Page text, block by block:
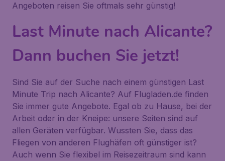
Angeboten reisen Sie oftmals sehr günstig!
Last Minute nach Alicante?
Dann buchen Sie jetzt!
Sind Sie auf der Suche nach einem günstigen Last
Minute Trip nach Alicante? Auf Flugladen.de finden
Sie immer gute Angebote. Egal ob zu Hause, bei der
Arbeit oder in der Kneipe: unsere Seiten sind auf
allen Geräten verfügbar. Wussten Sie, dass das
Fliegen von anderen Flughäfen oft günstiger ist?
Auch wenn Sie flexibel im Reisezeitraum sind kann